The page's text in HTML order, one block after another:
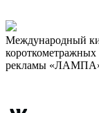
Международный
рекламы